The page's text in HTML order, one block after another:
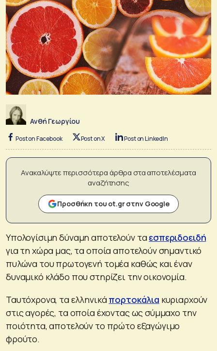
Ανθή Γεωργίου
Post on Facebook Post on X Post on LinkedIn
Ανακαλύψτε περισσότερα άρθρα στα αποτελέσματα
αναζήτησης
Προσθήκη του ot.gr στην Google
Υπολογίσιμη δύναμη αποτελούν ταεσπεριδοειδή
για τη χώρα μας, τα οποία αποτελούν σημαντικό
πυλώνα του πρωτογενή τομέα καθώς και έναν
δυναμικό κλάδο που στηρίζει την οικονομία.
Ταυτόχρονα, τα ελληνικάπορτοκάλια κυριαρχούν
στις αγορές, τα οποία έχοντας ως σύμμαχο την
ποιότητα, αποτελούν το πρώτο εξαγώγιμο
φρούτο.